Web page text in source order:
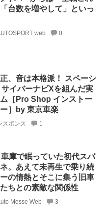
台数を増やして」といっ
web 0
、音は本格派！ スペーシ
イバーナビXを組んだ実
［Pro Shop インストー
］by 東京車楽
スポンス 1
庫で眠っていた初代スバ
。あえて未再生で乗り続
の情熱とそこに集う旧車
ちとの素敵な関係性
Messe Web 3